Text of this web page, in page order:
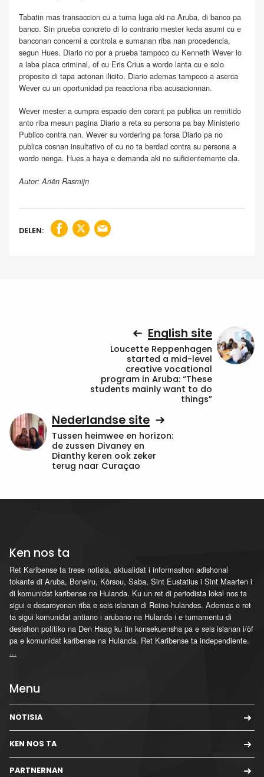
Tabatin mas transaccion cu a tuma luga aki na Aruba, di banco pa
banco. Sin prueba concreto di lo contrario mester keda asumi cu e
banconan concerni a controla e sumanan riba nan procedencia,
segun Hues. Diario no por a prueba tampoco cu Kenneth Wever lo
a laba placa criminal, of cu Eris Crius a wordo lanta cu e solo
proposito di tapa actonan ilicito. Diario ademas tampoco a aserca
Wever cu un oportunidad pa reacciona riba acusacionnan.
Wever mester a cumpra espacio den corant pa publica un remitido
anto riba mesun pagina Diario a reta su persona pa bay Ministerio
Publico contra nan. Wever su vordering pa forsa Diario pa no
publica cosnan insultativo of cu no ta berdad contra su persona a
wordo nenga. Hues a haya e demanda aki no suficientemente cla.
Autor: Ariën Rasmijn
DELEN:
English site
Loucette Reppenhagen
started a mid-level
creative vocational
program in Aruba: “These
students mainly want to do
things”
Nederlandse site
Tussen heimwee en horizon:
de zussen Divaney en
Dianthy keren ook zeker
terug naar Curaçao
Ken nos ta
Ret Karibense ta trese notisia, aktualidat i informashon adishonal
tokante di Aruba, Boneiru, Kòrsou, Saba, Sint Eustatius i Sint Maarten i
di komunidat karibense na Hulanda. Ku un ret di periodista lokal nos ta
sigui e desaroyonan riba e seis islanan di Reino hulandes. Ademas e ret
ta sigui komunidat antiano i arubano na Hulanda i e tumamentu di
desishon polítiko na Den Haag ku tin konsekuensha pa e seis islanan i/òf
pa e komunidat karibense na Hulanda. Ret Karibense ta independiente.
...
Menu
NOTISIA
KEN NOS TA
PARTNERNAN